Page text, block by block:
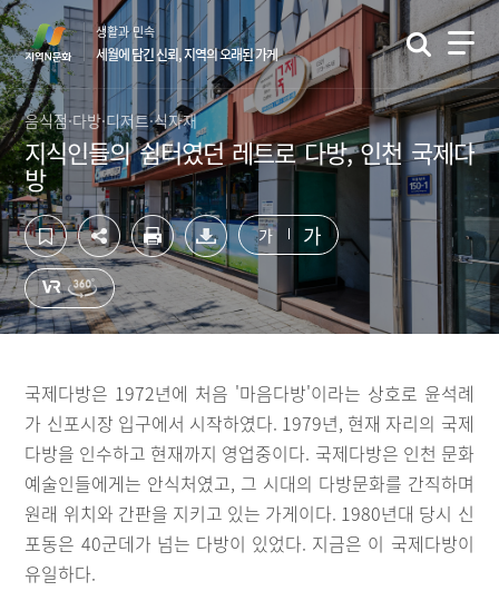
컨
텐
츠
영
역
바
로
가
기
하
단
영
역
바
로
가
기
생활과 민속
세월에 담긴 신뢰, 지역의 오래된 가게
음식점·다방·디저트·식자재
지식인들의 쉼터였던 레트로 다방, 인천 국제다
방
가 가
국제다방은 1972년에 처음 '마음다방'이라는 상호로 윤석례
가 신포시장 입구에서 시작하였다. 1979년, 현재 자리의 국제
다방을 인수하고 현재까지 영업중이다. 국제다방은 인천 문화
예술인들에게는 안식처였고, 그 시대의 다방문화를 간직하며
원래 위치와 간판을 지키고 있는 가게이다. 1980년대 당시 신
포동은 40군데가 넘는 다방이 있었다. 지금은 이 국제다방이
유일하다.